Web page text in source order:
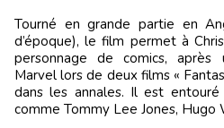
Tourné en grande partie en
d’époque), le film permet à
personnage de comics,
Marvel lors de deux films «
dans les annales. Il est
comme Tommy Lee Jones, Hugo